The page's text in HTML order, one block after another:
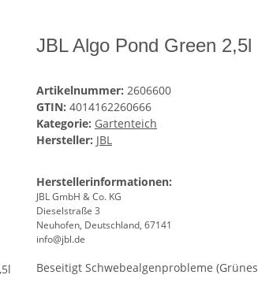
JBL Algo Pond Green 2,5l
Artikelnummer: 2606600
GTIN: 4014162260666
Kategorie: Gartenteich
Hersteller: JBL
Herstellerinformationen:
JBL GmbH & Co. KG
Dieselstraße 3
Neuhofen, Deutschland, 67141
info@jbl.de
Beseitigt Schwebealgenprobleme